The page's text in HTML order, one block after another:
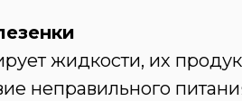
жидкости, их
неправильного